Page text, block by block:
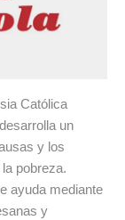
Católica
un
y los
pobreza.
ayuda mediante
y